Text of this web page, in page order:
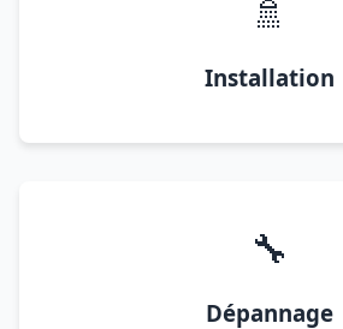
🚿
Installation
🔧
Dépannage